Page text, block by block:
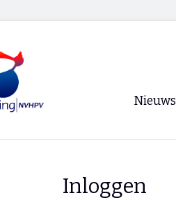
Nieuws
Inloggen